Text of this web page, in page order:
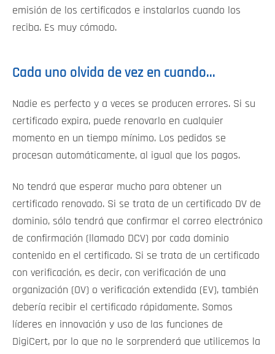
emisión de los certificados e instalarlos cuando los
reciba. Es muy cómodo.
Cada uno olvida de vez en cuando...
Nadie es perfecto y a veces se producen errores. Si su
certificado expira, puede renovarlo en cualquier
momento en un tiempo mínimo. Los pedidos se
procesan automáticamente, al igual que los pagos.
No tendrá que esperar mucho para obtener un
certificado renovado. Si se trata de un certificado DV de
dominio, sólo tendrá que confirmar el correo electrónico
de confirmación (llamado DCV) por cada dominio
contenido en el certificado. Si se trata de un certificado
con verificación, es decir, con verificación de una
organización (OV) o verificación extendida (EV), también
debería recibir el certificado rápidamente. Somos
líderes en innovación y uso de las funciones de
DigiCert, por lo que no le sorprenderá que utilicemos la